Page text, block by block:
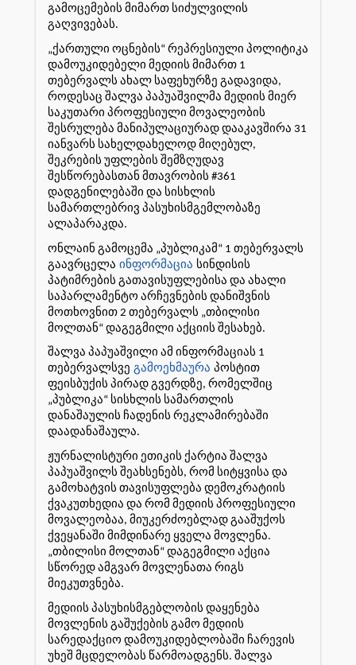
გამოცემების მიმართ სიძულვილის
გაღვივებას.
„ქართული ოცნების“ რეპრესიული პოლიტიკა
დამოუკიდებელი მედიის მიმართ 1
თებერვალს ახალ საფეხურზე გადავიდა,
როდესაც შალვა პაპუაშვილმა მედიის მიერ
საკუთარი პროფესიული მოვალეობის
შესრულება მანიპულაციურად დააკავშირა 31
იანვარს სახელდახელოდ მიღებულ,
შეკრების უფლების შემზღუდავ
შესწორებასთან მთავრობის #361
დადგენილებაში და სისხლის
სამართლებრივ პასუხისმგემლობაზე
ალაპარაკდა.
ონლაინ გამოცემა „პუბლიკამ“ 1 თებერვალს
გაავრცელა ინფორმაცია სინდისის
პატიმრების გათავისუფლებისა და ახალი
საპარლამენტო არჩევნების დანიშვნის
მოთხოვნით 2 თებერვალს „თბილისი
მოლთან“ დაგეგმილი აქციის შესახებ.
შალვა პაპუაშვილი ამ ინფორმაციას 1
თებერვალსვე გამოეხმაურა პოსტით
ფეისბუქის პირად გვერდზე, რომელშიც
„პუბლიკა“ სისხლის სამართლის
დანაშაულის ჩადენის რეკლამირებაში
დაადანაშაულა.
ჟურნალისტური ეთიკის ქარტია შალვა
პაპუაშვილს შეახსენებს, რომ სიტყვისა და
გამოხატვის თავისუფლება დემოკრატიის
ქვაკუთხედია და რომ მედიის პროფესიული
მოვალეობაა, მიუკერძოებლად გააშუქოს
ქვეყანაში მიმდინარე ყველა მოვლენა.
„თბილისი მოლთან“ დაგეგმილი აქცია
სწორედ ამგვარ მოვლენათა რიგს
მიეკუთვნება.
მედიის პასუხისმგებლობის დაყენება
მოვლენის გაშუქების გამო მედიის
სარედაქციო დამოუკიდებლობაში ჩარევის
უხეშ მცდელობას წარმოადგენს. შალვა